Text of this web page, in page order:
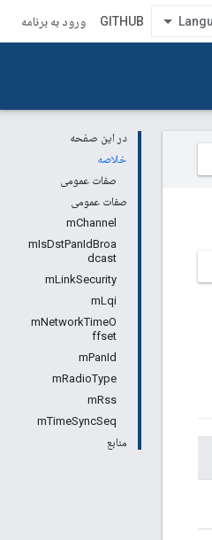
GITHUB ورود به برنامه
در این صفحه
خلاصه
صفات عمومی
صفات عمومی
mChannel
mIsDstPanIdBroa
dcast
mLinkSecurity
mLqi
mNetworkTimeO
ffset
mPanId
mRadioType
mRss
mTimeSyncSeq
منابع